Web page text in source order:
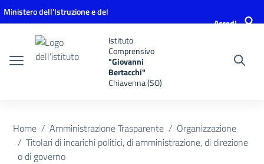
Vai ai contenuti
Vai al menu di navigazione
Vai al footer
Ministero dell'Istruzione e del
Accedi
Istituto
Comprensivo
"Giovanni
Bertacchi"
Chiavenna (SO)
Home Amministrazione Trasparente
Organizzazione
Titolari di incarichi politici, di amministrazione, di direzione
o di governo